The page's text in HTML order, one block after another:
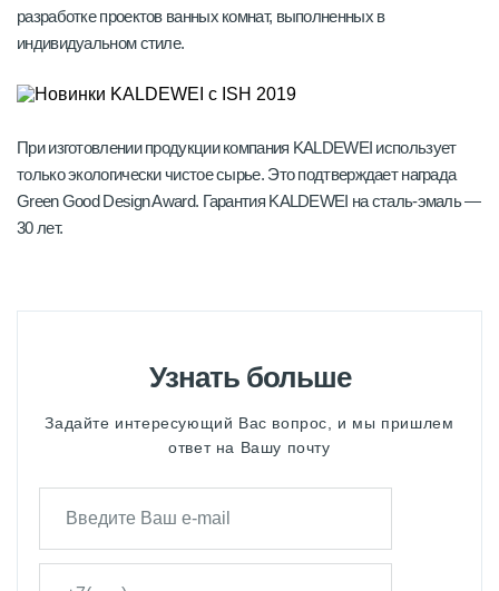
разработке проектов ванных комнат, выполненных в
индивидуальном стиле.
При изготовлении продукции компания KALDEWEI использует
только экологически чистое сырье. Это подтверждает награда
Green Good Design Award. Гарантия KALDEWEI на сталь-эмаль —
30 лет.
Узнать больше
Задайте интересующий Вас вопрос, и мы пришлем
ответ на Вашу почту